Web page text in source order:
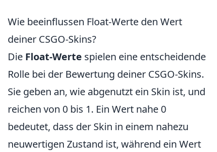
Wie beeinflussen Float-Werte den Wert
deiner CSGO-Skins?
Die Float-Werte spielen eine entscheidende
Rolle bei der Bewertung deiner CSGO-Skins.
Sie geben an, wie abgenutzt ein Skin ist, und
reichen von 0 bis 1. Ein Wert nahe 0
bedeutet, dass der Skin in einem nahezu
neuwertigen Zustand ist, während ein Wert